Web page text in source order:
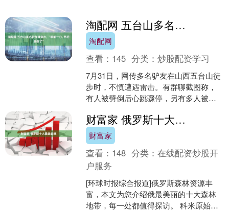
淘配网 五台山多名驴友遭雷击, “眼前一白, 然后就倒了”
淘配网
查看： 145 分类：炒股配资学习
7月31日，网传多名驴友在山西五台山徒
步时，不慎遭遇雷击。有群聊截图称，
有人被劈倒后心跳骤停，另有多人被击
刊联系到五台山风景....
财富家 俄罗斯十大最美森林
财富家
查看： 148 分类：在线配资炒股开
户服务
[环球时报综合报道]俄罗斯森林资源丰
富，本文为您介绍俄最美丽的十大森林
地带，每一处都值得探访。 科米原始森